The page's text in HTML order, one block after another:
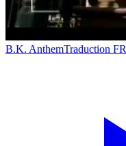
B.K. AnthemTraduction FR